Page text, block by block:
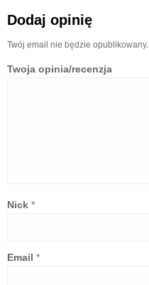
Dodaj opinię
Twój email nie będzie opublikowany.
Twoja opinia/recenzja
Nick *
Email *